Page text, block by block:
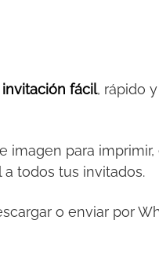
fácil, rápido
imagen para imprimir,
todos tus invitados.
o enviar por